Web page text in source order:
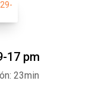
17 pm
23min